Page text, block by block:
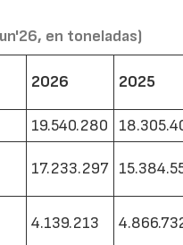
en toneladas)
2026 2025
19.540.280
17.233.297
4.139.213